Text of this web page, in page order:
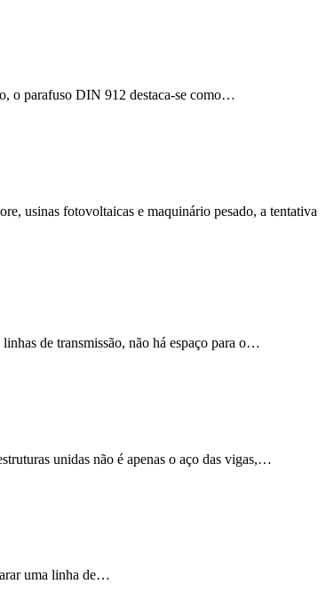
o parafuso DIN 912 destaca-se como…
usinas fotovoltaicas e maquinário pesado, a tentativa
de transmissão, não há espaço para o…
unidas não é apenas o aço das vigas,…
uma linha de…